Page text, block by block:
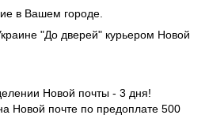
в Вашем городе.
"До дверей" курьером Новой
Новой почты - 3 дня!
Новой почте по предоплате 500